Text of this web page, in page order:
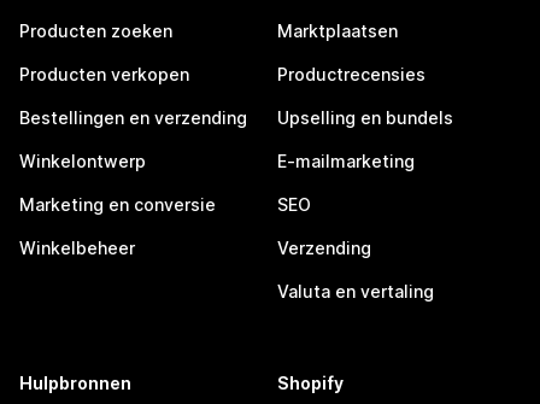
Producten zoeken
Producten verkopen
Bestellingen en verzending
Winkelontwerp
Marketing en conversie
Winkelbeheer
Marktplaatsen
Productrecensies
Upselling en bundels
E-mailmarketing
SEO
Verzending
Valuta en vertaling
Hulpbronnen Shopify